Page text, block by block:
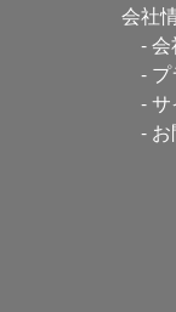
会社
会
サ